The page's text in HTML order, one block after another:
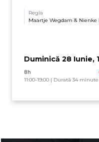
Regia
Maartje Wegdam &
Duminică 28 Iunie,
8h
11:00-19:00 | Durată 34 minute